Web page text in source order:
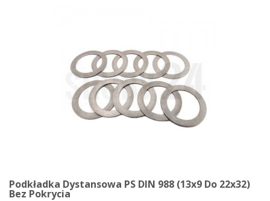
Podkładka Dystansowa PS DIN 988 (13x9 Do 22x32)
Bez Pokrycia